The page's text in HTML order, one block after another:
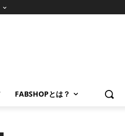
FABSHOPとは？